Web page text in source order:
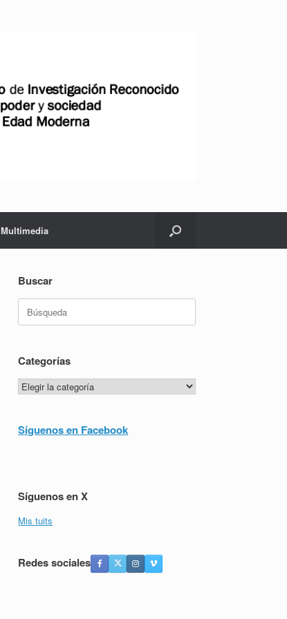
Multimedia
Buscar
Buscar:
Categorías
Categorías
Síguenos en Facebook
Síguenos en X
Mis tuits
Redes sociales